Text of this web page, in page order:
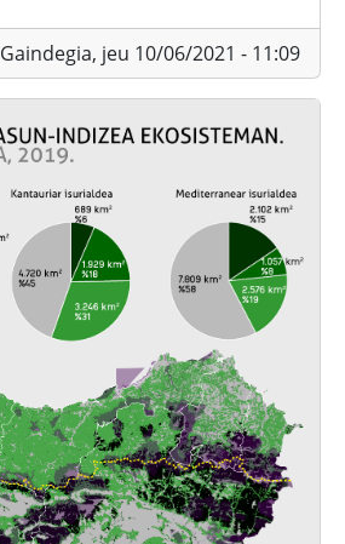
Gaindegia, jeu 10/06/2021 - 11:09